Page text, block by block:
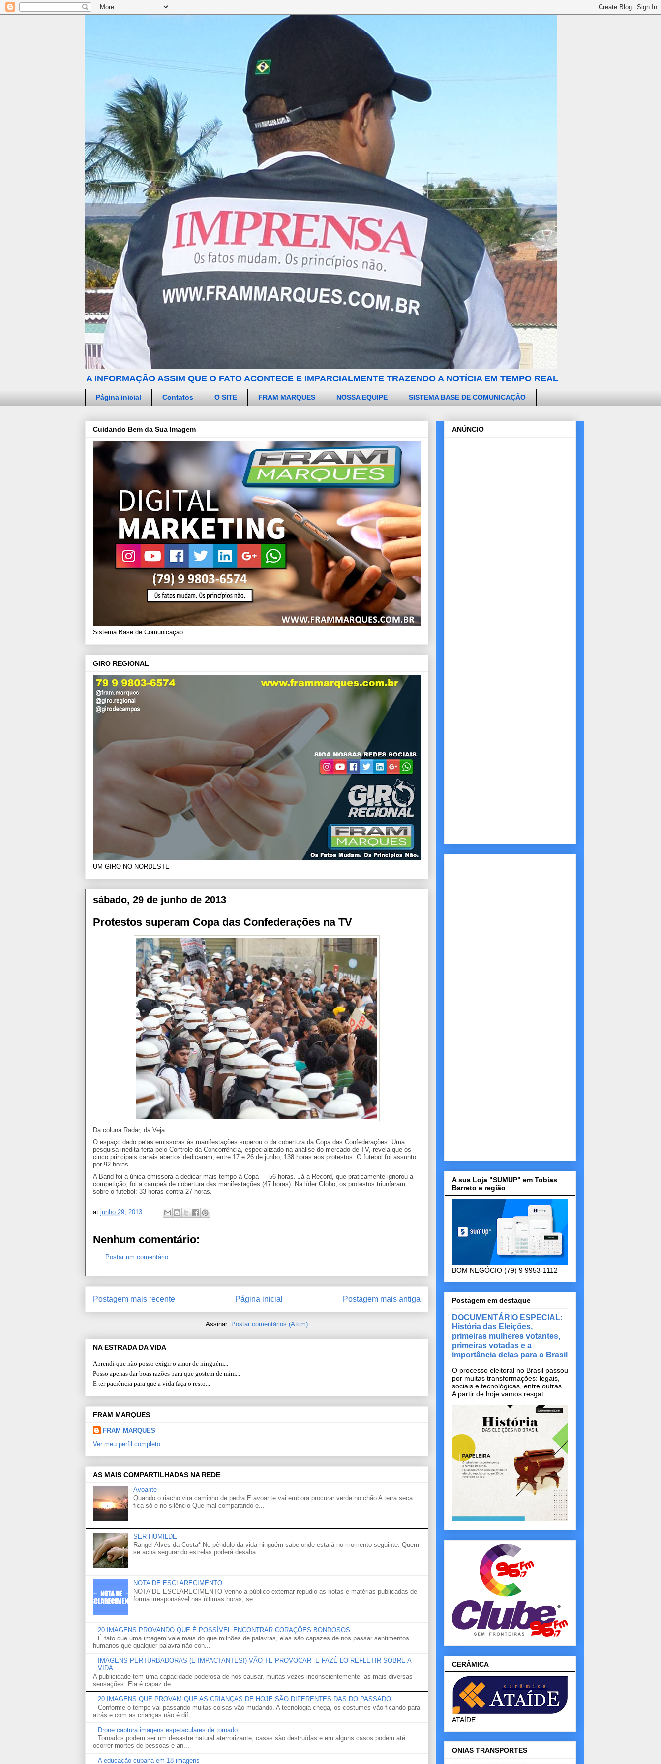
A INFORMAÇÃO ASSIM QUE O FATO ACONTECE E IMPARCIALMENTE TRAZENDO A NOTÍCIA EM TEMPO REAL
Página inicial Contatos O SITE FRAM MARQUES NOSSA EQUIPE SISTEMA BASE DE COMUNICAÇÃO
Cuidando Bem da Sua Imagem
Sistema Base de Comunicação
GIRO REGIONAL
UM GIRO NO NORDESTE
sábado, 29 de junho de 2013
Protestos superam Copa das Confederações na TV
Da coluna Radar, da Veja
O espaço dado pelas emissoras às manifestações superou o da cobertura da Copa das Confederações. Uma
pesquisa inédita feita pelo Controle da Concorrência, especializado na análise do mercado de TV, revela que os
cinco principais canais abertos dedicaram, entre 17 e 26 de junho, 138 horas aos protestos. O futebol foi assunto
por 92 horas.
A Band foi a única emissora a dedicar mais tempo à Copa — 56 horas. Já a Record, que praticamente ignorou a
competição, foi a campeã de cobertura das manifestações (47 horas). Na líder Globo, os protestos triunfaram
sobre o futebol: 33 horas contra 27 horas.
at junho 29, 2013
Nenhum comentário:
Postar um comentário
Postagem mais recente Postagem mais antiga
Página inicial
Assinar: Postar comentários (Atom)
NA ESTRADA DA VIDA
Aprendi que não posso exigir o amor de ninguém...
Posso apenas dar boas razões para que gostem de mim...
E ter paciência para que a vida faça o resto...
FRAM MARQUES
FRAM MARQUES
Ver meu perfil completo
AS MAIS COMPARTILHADAS NA REDE
Avoante
Quando o riacho vira caminho de pedra E avoante vai embora procurar verde no chão A terra seca
fica só e no silêncio Que mal comparando e...
SER HUMILDE
Rangel Alves da Costa* No pêndulo da vida ninguém sabe onde estará no momento seguinte. Quem
se acha segurando estrelas poderá desaba...
NOTA DE ESCLARECIMENTO
NOTA DE ESCLARECIMENTO Venho a público externar repúdio as notas e matérias publicadas de
forma irresponsável nas últimas horas, se...
20 IMAGENS PROVANDO QUE É POSSÍVEL ENCONTRAR CORAÇÕES BONDOSOS
É fato que uma imagem vale mais do que milhões de palavras, elas são capazes de nos passar sentimentos
humanos que qualquer palavra não con...
IMAGENS PERTURBADORAS (E IMPACTANTES!) VÃO TE PROVOCAR- E FAZÊ-LO REFLETIR SOBRE A
VIDA
A publicidade tem uma capacidade poderosa de nos causar, muitas vezes inconscientemente, as mais diversas
sensações. Ela é capaz de ...
20 IMAGENS QUE PROVAM QUE AS CRIANÇAS DE HOJE SÃO DIFERENTES DAS DO PASSADO
Conforme o tempo vai passando muitas coisas vão mudando. A tecnologia chega, os costumes vão ficando para
atrás e com as crianças não é dif...
Drone captura imagens espetaculares de tornado
Tornados podem ser um desastre natural aterrorizante, casas são destruídas e em alguns casos podem até
ocorrer mortes de pessoas e an...
A educação cubana em 18 imagens
ANÚNCIO
A sua Loja "SUMUP" em Tobias
Barreto e região
BOM NEGÓCIO (79) 9 9953-1112
Postagem em destaque
DOCUMENTÁRIO ESPECIAL:
História das Eleições,
primeiras mulheres votantes,
primeiras votadas e a
importância delas para o Brasil
O processo eleitoral no Brasil passou
por muitas transformações: legais,
sociais e tecnológicas, entre outras.
A partir de hoje vamos resgat...
CERÂMICA
ATAÍDE
ONIAS TRANSPORTES